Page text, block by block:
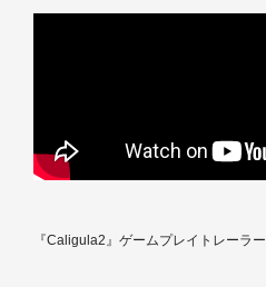
『Caligula2』ゲームプレイトレーラー